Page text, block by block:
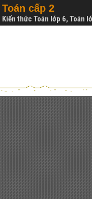
Toán cấp 2
Kiến thức Toán lớp 6, Toán